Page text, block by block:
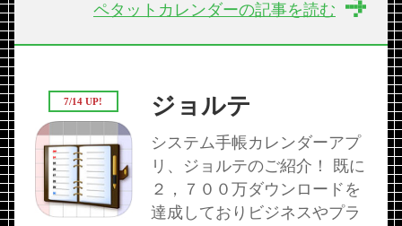
ペタットカレンダーの記事を読む
ジョルテ
システム手帳カレンダーアプ
リ、ジョルテのご紹介！ 既に
２，７００万ダウンロードを
達成しておりビジネスやプラ
7/14 UP!